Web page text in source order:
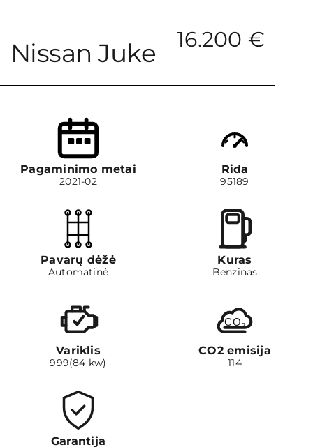
Nissan Juke 16.200 €
Pagaminimo metai
2021-02
Rida
95189
Pavarų dėžė
Automatinė
Kuras
Benzinas
Variklis
999(84 kw)
CO2
CO2 emisija
114
Garantija